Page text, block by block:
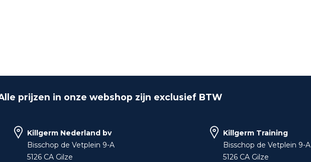
prijzen in onze webshop zijn exclusief BTW
Killgerm Nederland bv
Bisschop de Vetplein 9-A
5126 CA Gilze
Killgerm Training
Bisschop de Vetplein 9-A
5126 CA Gilze